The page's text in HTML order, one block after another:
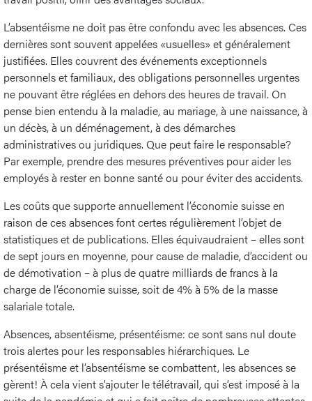
L’absentéisme ne doit pas être confondu avec les absences. Ces
dernières sont souvent appelées «usuelles» et généralement
justifiées. Elles couvrent des événements exceptionnels
personnels et familiaux, des obligations personnelles urgentes
ne pouvant être réglées en dehors des heures de travail. On
pense bien entendu à la maladie, au mariage, à une naissance, à
un décès, à un déménagement, à des démarches
administratives ou juridiques. Que peut faire le responsable?
Par exemple, prendre des mesures préventives pour aider les
employés à rester en bonne santé ou pour éviter des accidents.
Les coûts que supporte annuellement l’économie suisse en
raison de ces absences font certes régulièrement l’objet de
statistiques et de publications. Elles équivaudraient – elles sont
de sept jours en moyenne, pour cause de maladie, d’accident ou
de démotivation – à plus de quatre milliards de francs à la
charge de l’économie suisse, soit de 4% à 5% de la masse
salariale totale.
Absences, absentéisme, présentéisme: ce sont sans nul doute
trois alertes pour les responsables hiérarchiques. Le
présentéisme et l’absentéisme se combattent, les absences se
gèrent! À cela vient s’ajouter le télétravail, qui s’est imposé à la